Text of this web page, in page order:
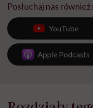
Posłuchaj nas również
YouTube
Apple Podcasts